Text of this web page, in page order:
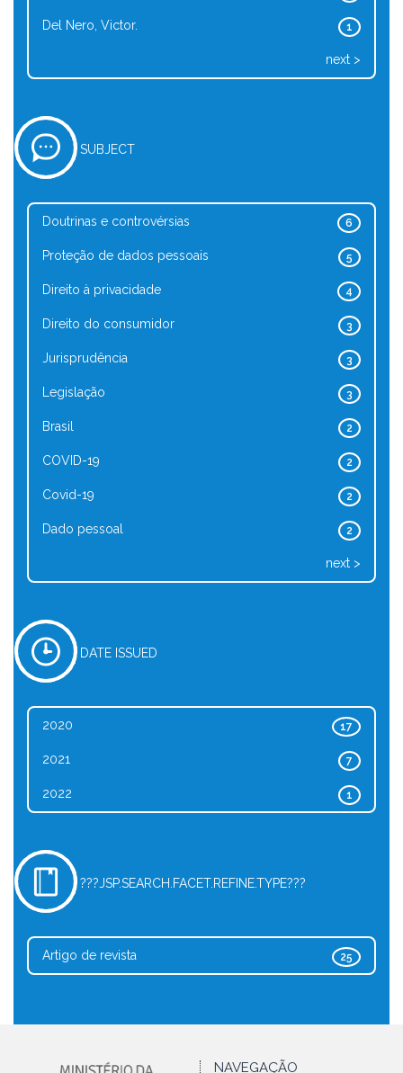
1
Del Nero, Victor.
next >
SUBJECT
6
Doutrinas e controvérsias
5
Proteção de dados pessoais
4
Direito à privacidade
3
Direito do consumidor
3
Jurisprudência
3
Legislação
2
Brasil
2
COVID-19
2
Covid-19
2
Dado pessoal
next >
DATE ISSUED
17
2020
7
2021
1
2022
???JSP.SEARCH.FACET.REFINE.TYPE???
25
Artigo de revista
NAVEGAÇÃO